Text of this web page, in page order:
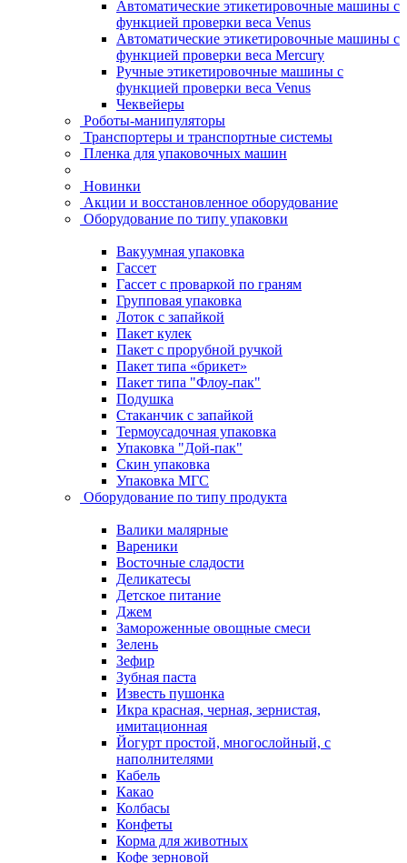
Автоматические этикетировочные машины с
функцией проверки веса Venus
Автоматические этикетировочные машины с
функцией проверки веса Mercury
Ручные этикетировочные машины с
функцией проверки веса Venus
Чеквейеры
Роботы-манипуляторы
Транспортеры и транспортные системы
Пленка для упаковочных машин
Новинки
Акции и восстановленное оборудование
Оборудование по типу упаковки
Вакуумная упаковка
Гассет
Гассет с проваркой по граням
Групповая упаковка
Лоток с запайкой
Пакет кулек
Пакет с прорубной ручкой
Пакет типа «брикет»
Пакет типа "Флоу-пак"
Подушка
Стаканчик с запайкой
Термоусадочная упаковка
Упаковка "Дой-пак"
Скин упаковка
Упаковка МГС
Оборудование по типу продукта
Валики малярные
Вареники
Восточные сладости
Деликатесы
Детское питание
Джем
Замороженные овощные смеси
Зелень
Зефир
Зубная паста
Известь пушонка
Икра красная, черная, зернистая,
имитационная
Йогурт простой, многослойный, с
наполнителями
Кабель
Какао
Колбасы
Конфеты
Корма для животных
Кофе зерновой